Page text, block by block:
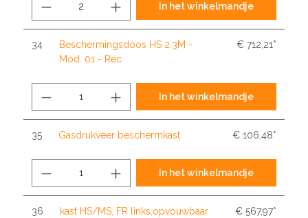
In het winkelmandje
34
Beschermingsdoos HS 2.3M -
Mod. 01 - Rec
€ 712,21*
In het winkelmandje
35 Gasdrukveer beschermkast € 106,48*
In het winkelmandje
36
kast HS/MS, FR links,opvouwbaar
€ 567,97*